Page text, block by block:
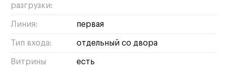
разгрузки:
Линия: первая
Тип входа: отдельный со двора
Витрины есть